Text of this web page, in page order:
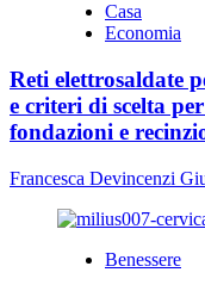
Casa
Economia
Reti elettrosaldate
e criteri di scelta
fondazioni e
Francesca Devincenzi
Benessere